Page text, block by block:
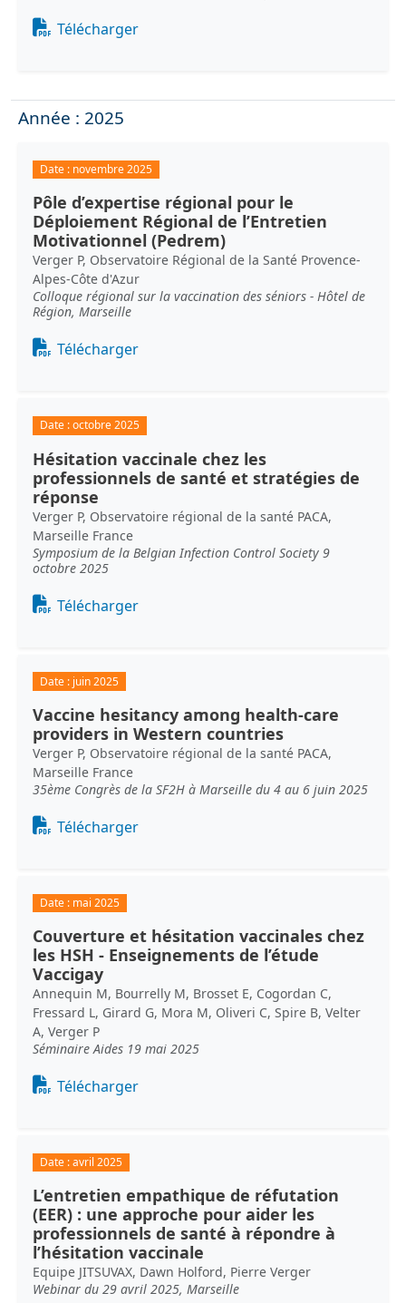
Document
Télécharger
Année : 2025
Date : novembre 2025
Pôle d’expertise régional pour le
Déploiement Régional de l’Entretien
Motivationnel (Pedrem)
Verger P, Observatoire Régional de la Santé Provence-
Alpes-Côte d'Azur
Colloque régional sur la vaccination des séniors - Hôtel de
Région, Marseille
Document
Télécharger
Date :octobre 2025
Hésitation vaccinale chez les
professionnels de santé et stratégies de
réponse
Verger P, Observatoire régional de la santé PACA,
Marseille France
Symposium de la Belgian Infection Control Society 9
octobre 2025
Document
Télécharger
Date : juin 2025
Vaccine hesitancy among health-care
providers in Western countries
Verger P, Observatoire régional de la santé PACA,
Marseille France
35ème Congrès de la SF2H à Marseille du 4 au 6 juin 2025
Document
Télécharger
Date : mai 2025
Couverture et hésitation vaccinales chez
les HSH - Enseignements de l’étude
Vaccigay
Annequin M, Bourrelly M, Brosset E, Cogordan C,
Fressard L, Girard G, Mora M, Oliveri C, Spire B, Velter
A, Verger P
Séminaire Aides 19 mai 2025
Document
Télécharger
Date :avril 2025
L’entretien empathique de réfutation
(EER) : une approche pour aider les
professionnels de santé à répondre à
l’hésitation vaccinale
Equipe JITSUVAX, Dawn Holford, Pierre Verger
Webinar du 29 avril 2025, Marseille